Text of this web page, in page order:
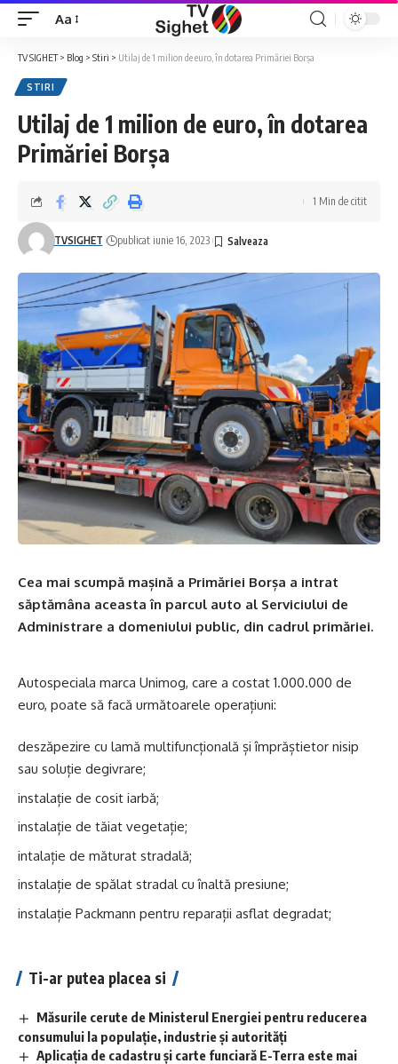
Font
Resizer
Aa
TV SIGHET> Blog > Stiri > Utilaj de 1 milion de euro, în dotarea Primăriei Borșa
STIRI
Utilaj de 1 milion de euro, în dotarea
Primăriei Borșa
TVSIGHET publicat iunie 16, 2023
1 Min de citit
Cea mai scumpă mașină a Primăriei Borșa a intrat
săptămâna aceasta în parcul auto al Serviciului de
Administrare a domeniului public, din cadrul primăriei.
Autospeciala marca Unimog, care a costat 1.000.000 de
euro, poate să facă următoarele operațiuni:
deszăpezire cu lamă multifuncțională și împrăștietor nisip
sau soluție degivrare;
instalație de cosit iarbă;
instalație de tăiat vegetație;
intalație de măturat stradală;
instalație de spălat stradal cu înaltă presiune;
instalație Packmann pentru reparații asflat degradat;
Ti-ar putea placea si
Măsurile cerute de Ministerul Energiei pentru reducerea
consumului la populație, industrie și autorități
Aplicaţia de cadastru şi carte funciară E-Terra este mai